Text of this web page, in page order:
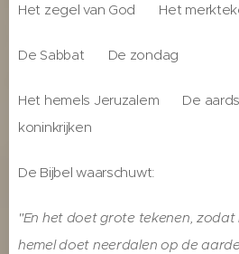
Het zegel van God ↔ Het
De Sabbat ↔ De zondag
Het hemels Jeruzalem ↔ De
koninkrijken
De Bijbel waarschuwt:
"En het doet grote tekenen, zodat
hemel doet neerdalen op de